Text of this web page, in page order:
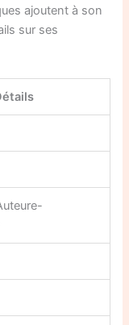
ajoutent à son
sur ses